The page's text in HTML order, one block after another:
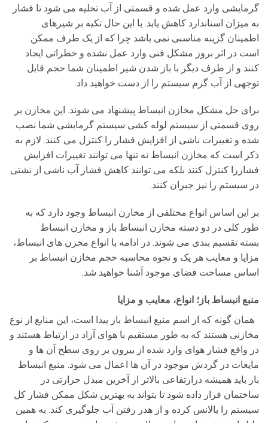
گرمایشی وارد عمل شده و قسمتی از آب تخلیه می شود تا فشار
به میزان استاندارد کاهش یابد. با این حال تکیه بر شیرهای
اطمینان گزینه مناسبی نمی باشد چرا که از یک طرف ممکن
است در اثر بروز مشکل فنی وارد عمل نشده و خطراتی ایجاد
کنند و از طرف دیگر با باز شدن شیر اطمینان شما حجم قابل
توجهی از آب گرم سیستم را از دست خواهید داد.
برای حل مشکل مخازن انبساط پیشنهاد می شوند. این مخازن بر
روی قسمتی از سیستم لوله کشی سیستم گرمایشی شما نصب
شده و تغییرات ناشی از افزایش فشار را کنترل می کنند. لازم به
ذکر است که مخازن انبساط نه تنها می توانند تغییرات افزایش
فشاررا کنترل کنند بلکه می توانند کاهش فشار آب ناشی از نشتی
در سیستم را نیز جبران کنند.
بر این اساس انواع مختلفی از مخارن انبساط وجود دارد که به
طور کلی در دو دسته مخازن انبساط باز و مخازن انبساط
بسته تقسیم بندی می شوند. در ادامه با انواع مخزن های انبساط،
مزایا و معایب هر یک و نحوه محاسبه حجم مخازن انبساط بر
اساس مساحت فضای موجود آشنا خواهید شد.
منبع انبساط باز؛ انواع، معایب و مزایا
همان گونه که از اسم منبع انبساط باز پیدا است، این منابع از نوع
مخازنی هستند که به طور مستقیم با هوای آزاد در ارتباط هستند و
در واقع فشار هوای وارد شده از بیرون بر روی سطح آن ها و
مایعات در گردش موجود در آن ها اعمال می شود. منبع انبساط
باز باید همیشه درارتفاعی بالاتر از آخرین مبدل حرارتی در
ساختمان قرار داده شود تا بتواند به بهترین شکل ممکن فشار کل
سیستم را بالانس کرده و از هدر رفتن آب جلوگیری کند. به همین